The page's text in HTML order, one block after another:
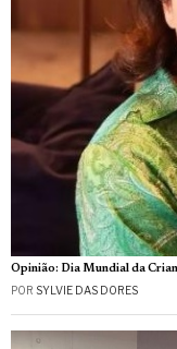
Opinião: Dia Mundial da
POR SYLVIE DAS DORES